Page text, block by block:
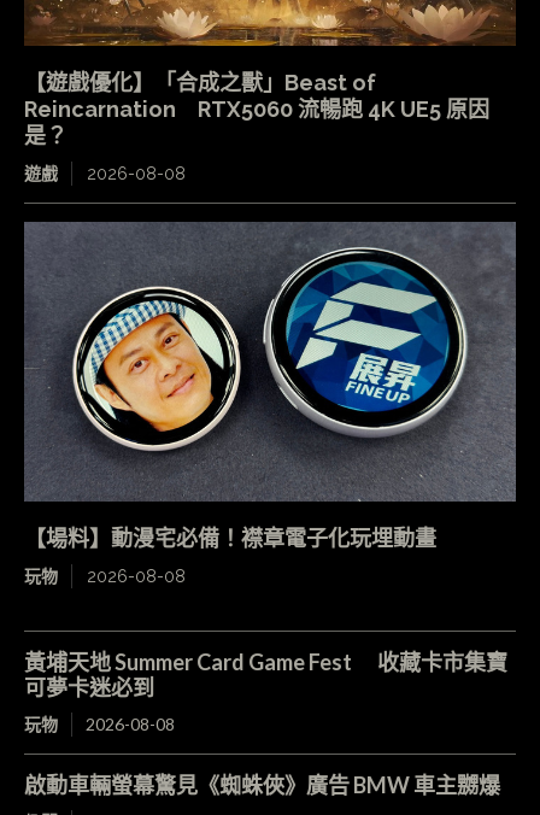
【遊戲優化】「合成之獸」Beast of
Reincarnation RTX5060 流暢跑 4K UE5 原因
是？
遊戲 2026-08-08
【場料】動漫宅必備！襟章電子化玩埋動畫
玩物 2026-08-08
黃埔天地 Summer Card Game Fest 收藏卡市集寶
可夢卡迷必到
玩物 2026-08-08
啟動車輛螢幕驚見《蜘蛛俠》廣告 BMW 車主嬲爆